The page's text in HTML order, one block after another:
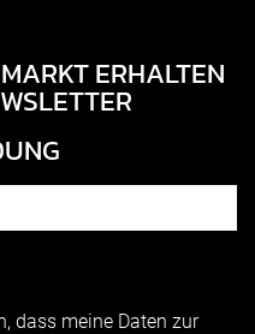
ERHALTEN
dass meine Daten zur